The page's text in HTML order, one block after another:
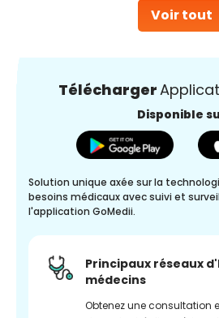
Voir tout
Télécharger
Disponible
Solution unique axée sur la
besoins médicaux avec suivi et
l'application GoMedii.
Principaux réseaux
médecins
Obtenez une consultation